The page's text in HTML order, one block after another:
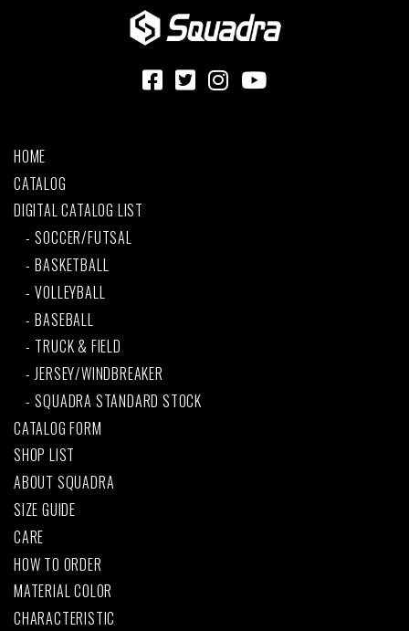
HOME
CATALOG
DIGITAL CATALOG LIST
SOCCER/FUTSAL
BASKETBALL
VOLLEYBALL
BASEBALL
TRUCK & FIELD
JERSEY/WINDBREAKER
SQUADRA STANDARD STOCK
CATALOG FORM
SHOP LIST
ABOUT SQUADRA
SIZE GUIDE
CARE
HOW TO ORDER
MATERIAL COLOR
CHARACTERISTIC